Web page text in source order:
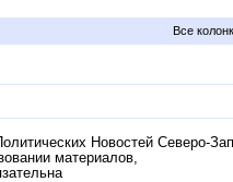
Все
Новостей Северо-
материалов,